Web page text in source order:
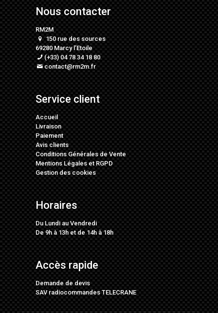
Nous contacter
RM2M
150 rue des sources
69280 Marcy l’Etoile
(+33) 04 78 34 18 80
contact@rm2m.fr
Service client
Accueil
Livraison
Paiement
Avis clients
Conditions Générales de Vente
Mentions LégalesetRGPD
Gestion des cookies
Horaires
Du Lundi au Vendredi
De 9h à 13h et de 14h à 18h
Accès rapide
Demande de devis
SAV radiocommandes TELECRANE